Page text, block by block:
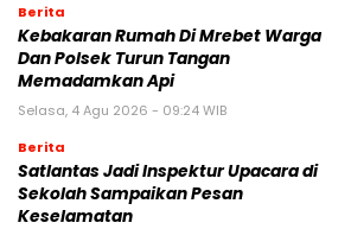
Berita
Kebakaran Rumah Di Mrebet Warga
Dan Polsek Turun Tangan
Memadamkan Api
Selasa, 4 Agu 2026 - 09:24 WIB
Berita
Satlantas Jadi Inspektur Upacara di
Sekolah Sampaikan Pesan
Keselamatan